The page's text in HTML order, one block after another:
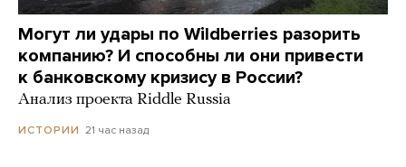
Могут ли удары по Wildberries разорить
компанию? И способны ли они привести
к банковскому кризису в России?
Анализ проекта Riddle Russia
ИСТОРИИ 21 час назад